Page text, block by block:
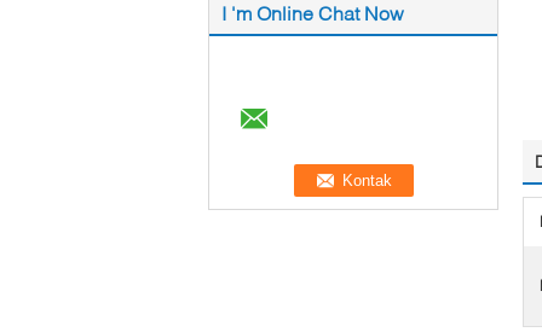
I 'm Online Chat Now